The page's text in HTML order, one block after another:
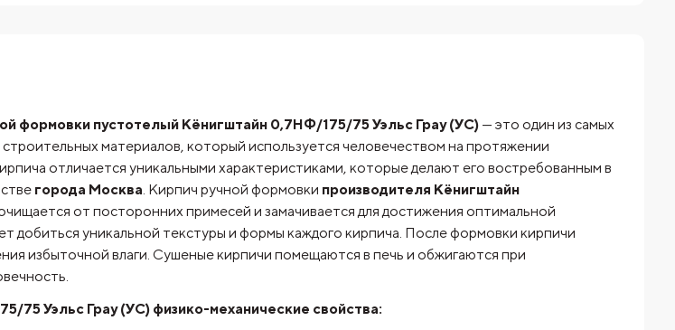
формовки пустотелый Кёнигштайн 0,7НФ/175/75 Уэльс Грау (УС)— это один из самых
материалов, который используется человечеством на протяжении
отличается уникальными характеристиками, которые делают его востребованным в
города Москва. Кирпич ручной формовки производителя Кёнигштайн
от посторонних примесей и замачивается для достижения оптимальной
добиться уникальной текстуры и формы каждого кирпича. После формовки кирпичи
избыточной влаги. Сушеные кирпичи помещаются в печь и обжигаются при
75 Уэльс Грау (УС) физико-механические свойства: